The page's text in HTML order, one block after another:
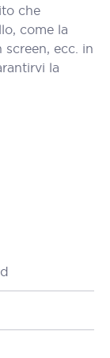
che
come la
ecc. in
la